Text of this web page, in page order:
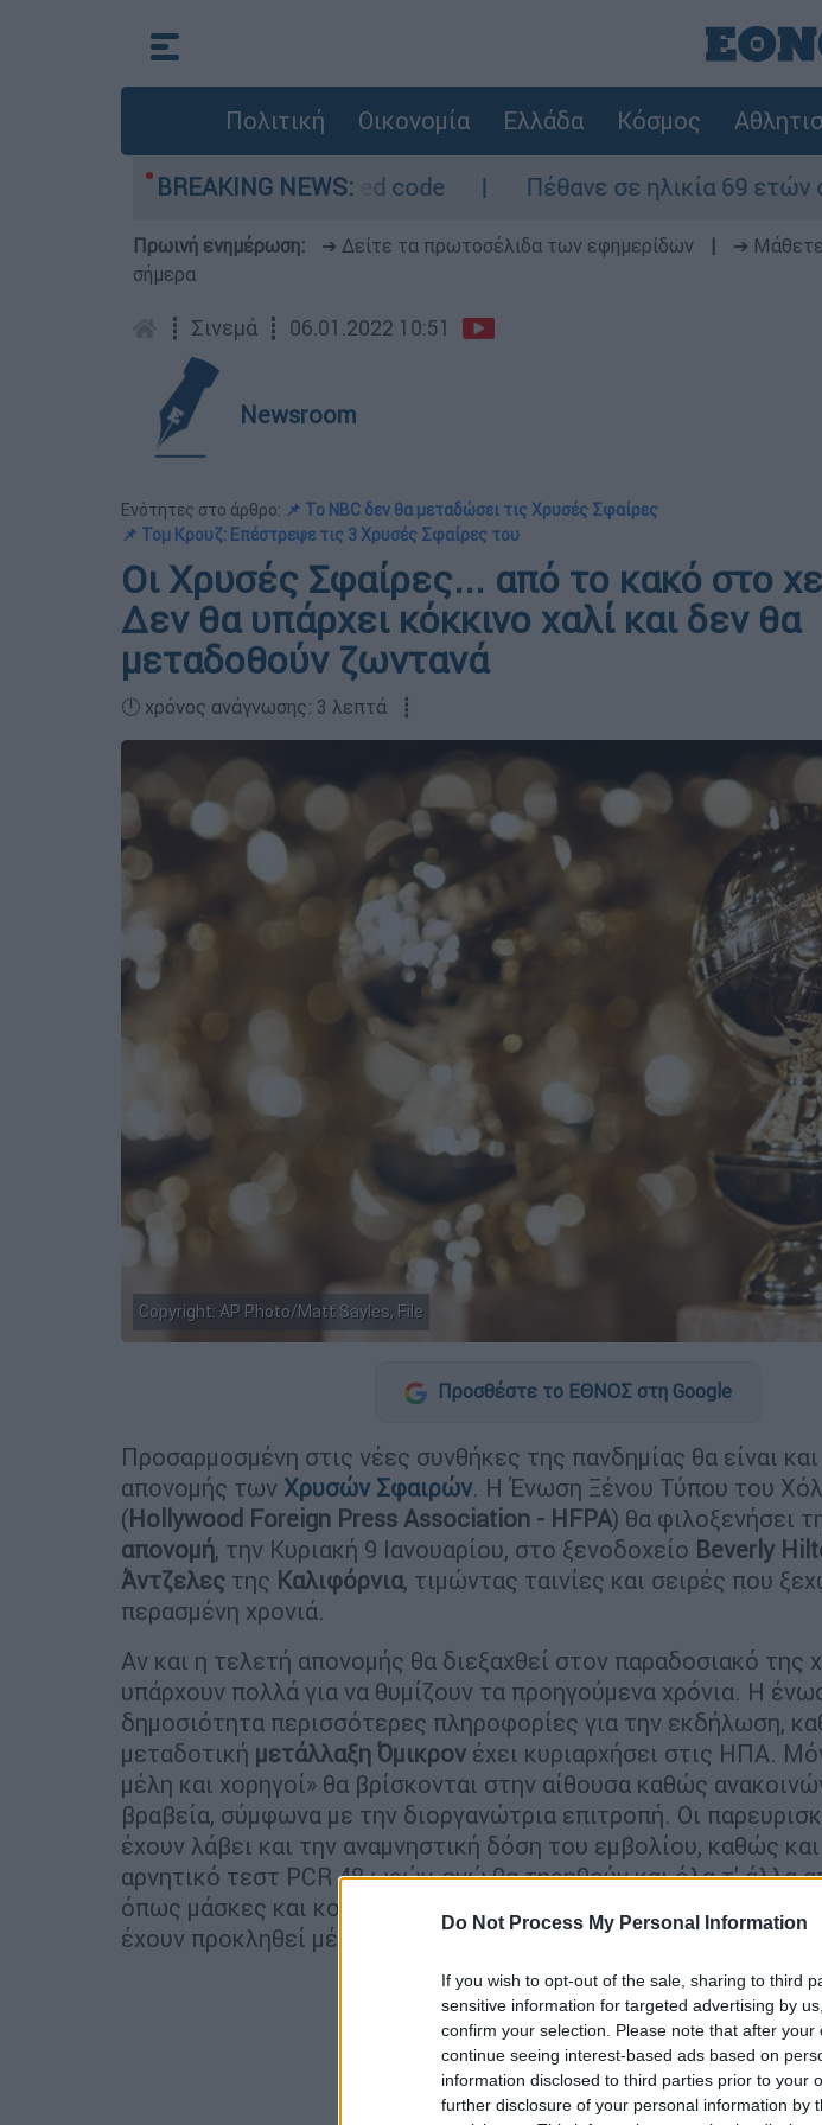
Do Not Process My Personal Information
If you wish to opt-out of the sale, sharing to third
sensitive information for targeted advertising by
confirm your selection. Please note that after
continue seeing interest-based ads based on
information disclosed to third parties prior to your
further disclosure of your personal information by
Πολιτική Οικονομία Ελλάδα Κόσμος
BREAKING NEWS:
- Οι περιοχές σε red code Πέθανε σε ηλικία 69 ετών ο
Πρωινή ενημέρωση: ➔ Δείτε τα πρωτοσέλιδα των εφημερίδων ➔ Μάθετε
σήμερα
┋ Σινεμά ┋ 06.01.2022 10:51
Newsroom
Ενότητες στο άρθρο: 📌 Το NBC δεν θα μεταδώσει τις Χρυσές Σφαίρες
📌 Τομ Κρουζ: Επέστρεψε τις 3 Χρυσές Σφαίρες του
Οι Χρυσές Σφαίρες... από το κακό στο
Δεν θα υπάρχει κόκκινο χαλί και δεν θα
μεταδοθούν ζωντανά
🕛 χρόνος ανάγνωσης: 3 λεπτά ┋
Copyright: AP Photo/Matt Sayles, File
Προσθέστε το ΕΘΝΟΣ στη Google
Προσαρμοσμένη στις νέες συνθήκες της πανδημίας θα είναι
απονομής των Χρυσών Σφαιρών. Η Ένωση Ξένου Τύπου του
(Hollywood Foreign Press Association - HFPA) θα φιλοξενήσει
απονομή, την Κυριακή 9 Ιανουαρίου, στο ξενοδοχείο Beverly
Άντζελες της Καλιφόρνια, τιμώντας ταινίες και σειρές που
περασμένη χρονιά.
Αν και η τελετή απονομής θα διεξαχθεί στον παραδοσιακό της
υπάρχουν πολλά για να θυμίζουν τα προηγούμενα χρόνια. Η
δημοσιότητα περισσότερες πληροφορίες για την εκδήλωση,
μεταδοτική μετάλλαξη Όμικρον έχει κυριαρχήσει στις ΗΠΑ.
μέλη και χορηγοί» θα βρίσκονται στην αίθουσα καθώς
βραβεία, σύμφωνα με την διοργανώτρια επιτροπή. Οι
έχουν λάβει και την αναμνηστική δόση του εμβολίου, καθώς
αρνητικό τεστ PCR 48 ωρών, ενώ θα τηρηθούν και όλα τ' άλλα
όπως μάσκες και κοινωνική απόσταση.
έχουν προκληθεί μέσα ενημέρωσης.